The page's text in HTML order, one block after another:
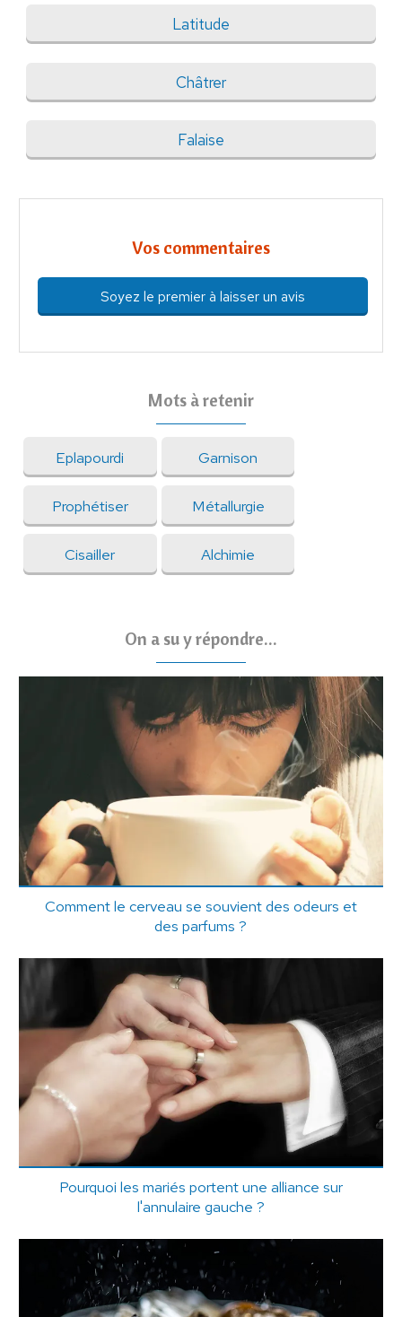
Latitude
Châtrer
Falaise
Vos commentaires
Soyez le premier à laisser un avis
Mots à retenir
Eplapourdi Garnison
Prophétiser Métallurgie
Cisailler Alchimie
On a su y répondre...
Comment le cerveau se souvient des odeurs et
des parfums ?
Pourquoi les mariés portent une alliance sur
l'annulaire gauche ?